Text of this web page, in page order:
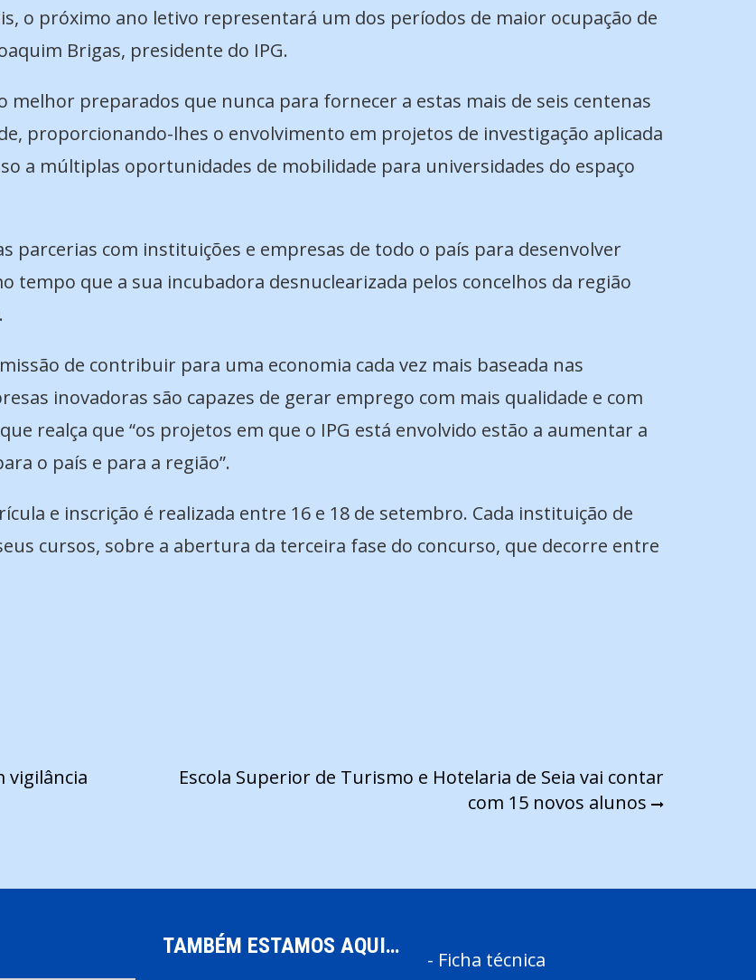
o próximo ano letivo representará um dos períodos de maior ocupação de
Brigas, presidente do IPG.
melhor preparados que nunca para fornecer a estas mais de seis centenas
proporcionando-lhes o envolvimento em projetos de investigação aplicada
a múltiplas oportunidades de mobilidade para universidades do espaço
parcerias com instituições e empresas de todo o país para desenvolver
tempo que a sua incubadora desnuclearizada pelos concelhos da região
de contribuir para uma economia cada vez mais baseada nas
inovadoras são capazes de gerar emprego com mais qualidade e com
realça que “os projetos em que o IPG está envolvido estão a aumentar a
o país e para a região”.
e inscrição é realizada entre 16 e 18 de setembro. Cada instituição de
cursos, sobre a abertura da terceira fase do concurso, que decorre entre
vigilância
Escola Superior de Turismo e Hotelaria de Seia vai contar
com 15 novos alunos
TAMBÉM ESTAMOS AQUI…
- Ficha técnica